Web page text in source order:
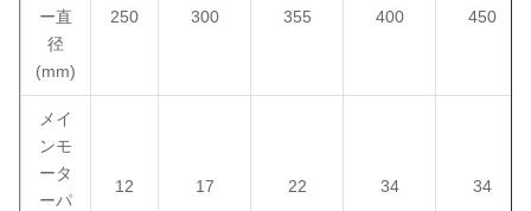
ー直
径
(mm)
250 300 355 400 450
メイ
ンモ
ータ
ーパ
12 17 22 34 34